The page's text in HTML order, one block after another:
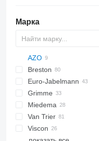
Марка
AZO
BM
Breston
Euro-Jabelmann
Grimme
SE
SL
Miedema
LBV
MC
Van Trier
Viscon